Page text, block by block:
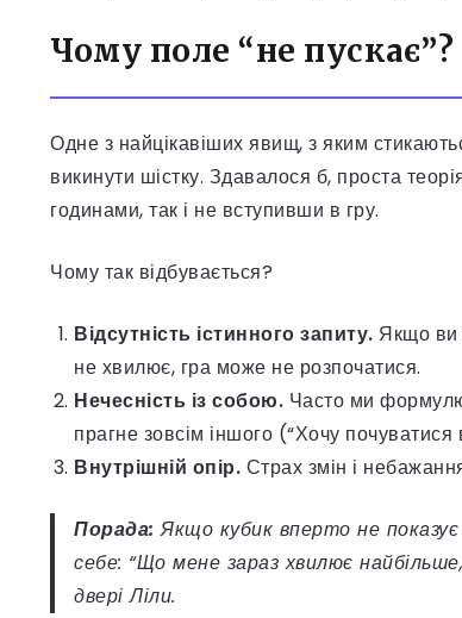
Чому поле “не пускає”?
Одне з найцікавіших явищ, з яким
викинути шістку. Здавалося б, проста
годинами, так і не вступивши в гру.
Чому так відбувається?
Відсутність істинного запиту. Якщо ви
не хвилює, гра може не розпочатися.
Нечесність із собою. Часто ми
прагне зовсім іншого (“Хочу почуватися
Внутрішній опір. Страх змін і
Порада: Якщо кубик вперто не
себе: “Що мене зараз хвилює
двері Ліли.